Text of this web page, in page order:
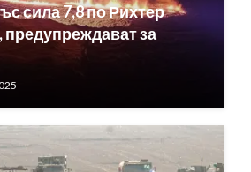
сила 7,8 по Рихтер
предупреждават за